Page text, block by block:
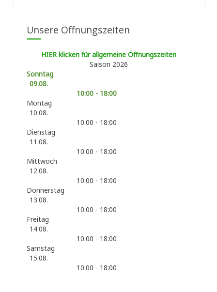
Unsere Öffnungszeiten
HIER klicken für allgemeine Öffnungszeiten
Saison 2026
Sonntag
09.08.
10:00 - 18:00
Montag
10.08.
10:00 - 18:00
Dienstag
11.08.
10:00 - 18:00
Mittwoch
12.08.
10:00 - 18:00
Donnerstag
13.08.
10:00 - 18:00
Freitag
14.08.
10:00 - 18:00
Samstag
15.08.
10:00 - 18:00